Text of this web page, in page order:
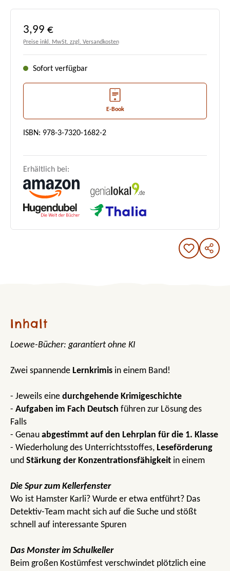
Regulärer Preis:
3,99 €
Preise inkl. MwSt. zzgl. Versandkosten
Sofort verfügbar
E-Book
ISBN: 978-3-7320-1682-2
Erhältlich bei:
Inhalt
Loewe-Bücher: garantiert ohne KI
Zwei spannende Lernkrimis in einem Band!
- Jeweils eine durchgehende Krimigeschichte
- Aufgaben im Fach Deutsch führen zur Lösung des
Falls
- Genau abgestimmt auf den Lehrplan für die 1. Klasse
- Wiederholung des Unterrichtsstoffes, Leseförderung
und Stärkung der Konzentrationsfähigkeit in einem
Die Spur zum Kellerfenster
Wo ist Hamster Karli? Wurde er etwa entführt? Das
Detektiv-Team macht sich auf die Suche und stößt
schnell auf interessante Spuren
Das Monster im Schulkeller
Beim großen Kostümfest verschwindet plötzlich eine